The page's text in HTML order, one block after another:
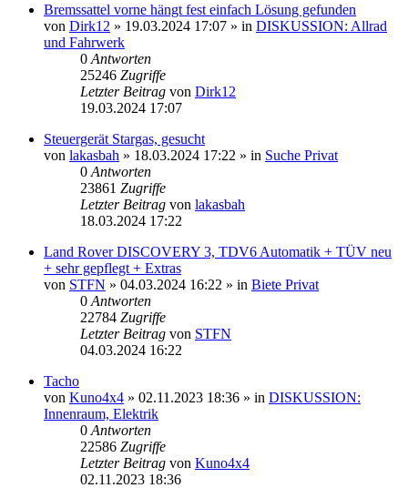
Bremssattel vorne hängt fest einfach Lösung gefunden
von Dirk12 » 19.03.2024 17:07 » in DISKUSSION: Allrad
und Fahrwerk
0 Antworten
25246 Zugriffe
Letzter Beitrag von Dirk12
19.03.2024 17:07
Steuergerät Stargas, gesucht
von lakasbah » 18.03.2024 17:22 » in Suche Privat
0 Antworten
23861 Zugriffe
Letzter Beitrag von lakasbah
18.03.2024 17:22
Land Rover DISCOVERY 3, TDV6 Automatik + TÜV neu
+ sehr gepflegt + Extras
von STFN » 04.03.2024 16:22 » in Biete Privat
0 Antworten
22784 Zugriffe
Letzter Beitrag von STFN
04.03.2024 16:22
Tacho
von Kuno4x4 » 02.11.2023 18:36 » in DISKUSSION:
Innenraum, Elektrik
0 Antworten
22586 Zugriffe
Letzter Beitrag von Kuno4x4
02.11.2023 18:36